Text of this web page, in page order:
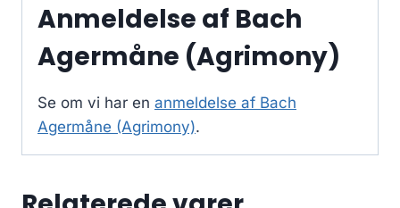
Anmeldelse af Bach
Agermåne (Agrimony)
Se om vi har en anmeldelse af Bach
Agermåne (Agrimony).